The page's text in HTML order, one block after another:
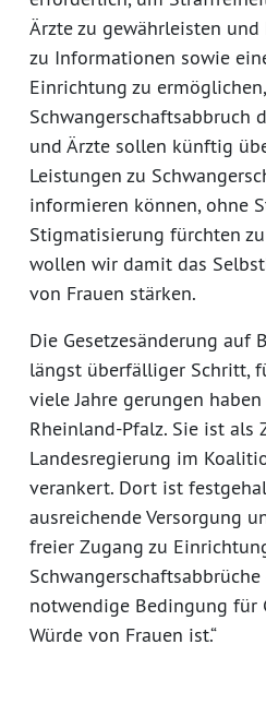
Ärzte zu gewährleisten
zu Informationen sowie
Einrichtung zu
Schwangerschaftsabbruch
und Ärzte sollen künftig
Leistungen zu
informieren können, ohne
Stigmatisierung fürchten
wollen wir damit das
von Frauen stärken.
Die Gesetzesänderung auf
längst überfälliger Schritt,
viele Jahre gerungen
Rheinland-Pfalz. Sie ist als
Landesregierung im
verankert. Dort ist
ausreichende Versorgung
freier Zugang zu
notwendige Bedingung für
Würde von Frauen ist.“